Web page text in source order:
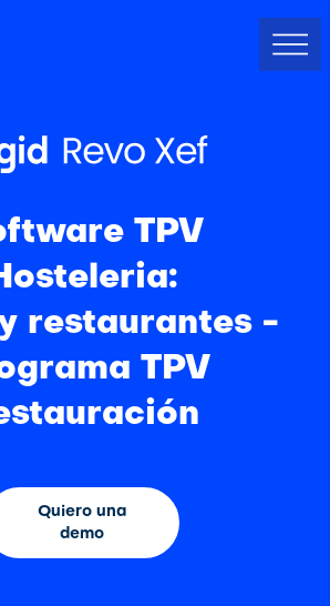
TPV
restaurantes -
TPV
Quiero una
demo